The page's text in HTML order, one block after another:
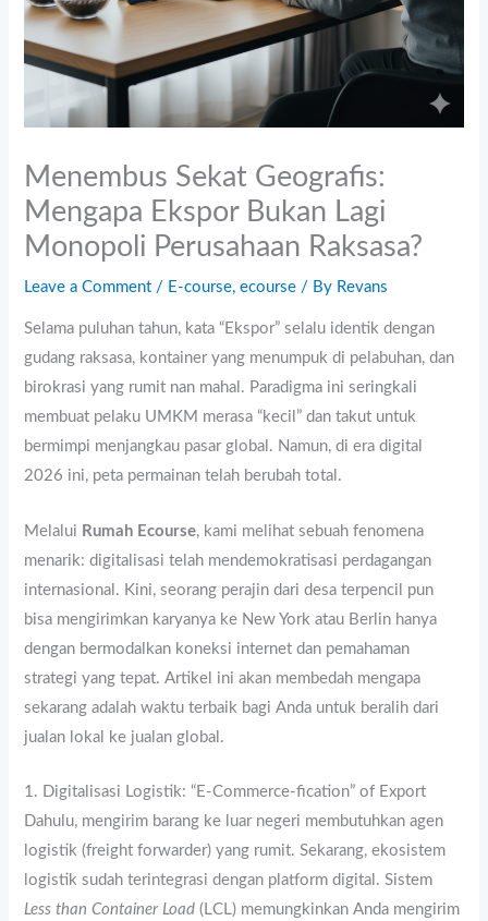
Menembus Sekat Geografis:
Mengapa Ekspor Bukan Lagi
Monopoli Perusahaan Raksasa?
Leave a Comment / E-course,ecourse / By Revans
Selama puluhan tahun, kata “Ekspor” selalu identik dengan
gudang raksasa, kontainer yang menumpuk di pelabuhan, dan
birokrasi yang rumit nan mahal. Paradigma ini seringkali
membuat pelaku UMKM merasa “kecil” dan takut untuk
bermimpi menjangkau pasar global. Namun, di era digital
2026 ini, peta permainan telah berubah total.
Melalui Rumah Ecourse, kami melihat sebuah fenomena
menarik: digitalisasi telah mendemokratisasi perdagangan
internasional. Kini, seorang perajin dari desa terpencil pun
bisa mengirimkan karyanya ke New York atau Berlin hanya
dengan bermodalkan koneksi internet dan pemahaman
strategi yang tepat. Artikel ini akan membedah mengapa
sekarang adalah waktu terbaik bagi Anda untuk beralih dari
jualan lokal ke jualan global.
1. Digitalisasi Logistik: “E-Commerce-fication” of Export
Dahulu, mengirim barang ke luar negeri membutuhkan agen
logistik (freight forwarder) yang rumit. Sekarang, ekosistem
logistik sudah terintegrasi dengan platform digital. Sistem
Less than Container Load (LCL) memungkinkan Anda mengirim